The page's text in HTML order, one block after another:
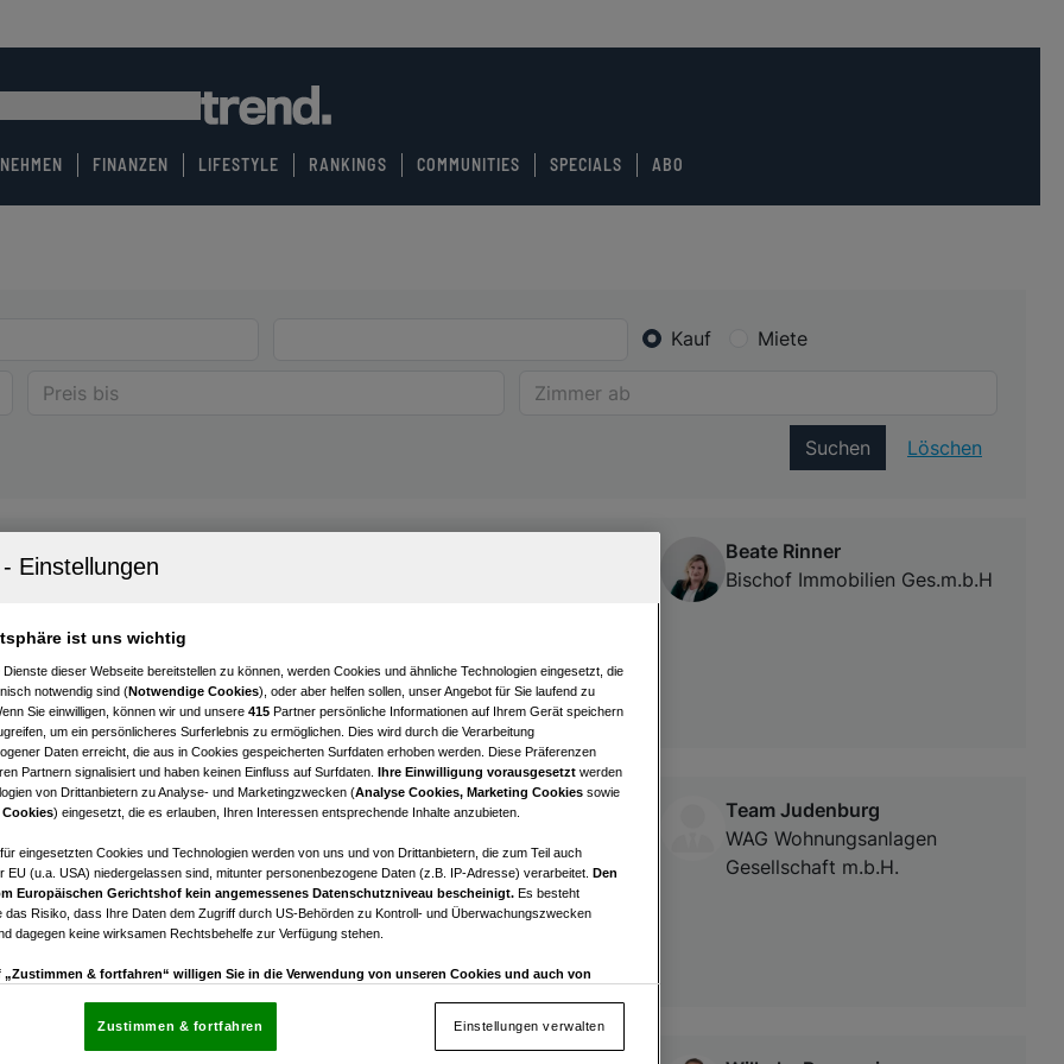
FINANZEN LIFESTYLE RANKINGS COMMUNITIES SPECIALS ABO
Kauf Miete
Suchen Löschen
mit Garage, großem Garten, Glashaus und Gartenlaube
Kaufpreis
Beate Rinner
Bischof Immobilien Ges.m.b.H
2
Zimmer
€ 115.000,00
Kaufpreis
Team Judenburg
WAG Wohnungsanlagen
Gesellschaft m.b.H.
ist uns wichtig
Dienste dieser Webseite bereitstellen zu können, werden Cookies und ähnliche Technologien eingesetzt, die
notwendig sind (Notwendige Cookies), oder aber helfen sollen, unser Angebot für Sie laufend zu
Sie einwilligen, können wir und unsere 415 Partner persönliche Informationen auf Ihrem Gerät speichern
um ein persönlicheres Surferlebnis zu ermöglichen. Dies wird durch die Verarbeitung
Daten erreicht, die aus in Cookies gespeicherten Surfdaten erhoben werden. Diese Präferenzen
Partnern signalisiert und haben keinen Einfluss auf Surfdaten. Ihre Einwilligung vorausgesetzt werden
von Drittanbietern zu Analyse- und Marketingzwecken (Analyse Cookies, Marketing Cookies sowie
) eingesetzt, die es erlauben, Ihren Interessen entsprechende Inhalte anzubieten.
eingesetzten Cookies und Technologien werden von uns und von Drittanbietern, die zum Teil auch
EU (u.a. USA) niedergelassen sind, mitunter personenbezogene Daten (z.B. IP-Adresse) verarbeitet. Den
Europäischen Gerichtshof kein angemessenes Datenschutzniveau bescheinigt. Es besteht
das Risiko, dass Ihre Daten dem Zugriff durch US-Behörden zu Kontroll- und Überwachungszwecken
dagegen keine wirksamen Rechtsbehelfe zur Verfügung stehen.
„Zustimmen & fortfahren“ willigen Sie in die Verwendung von unseren Cookies und auch von
die sich auf jeder Seite unten im Footer befinden.
Einstellungen verwalten
Zustimmen & fortfahren